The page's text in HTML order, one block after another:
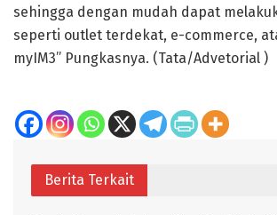
sehingga dengan mudah dapat
seperti outlet terdekat, e-commerce,
myIM3” Pungkasnya. (Tata/Advetorial )
Berita Terkait